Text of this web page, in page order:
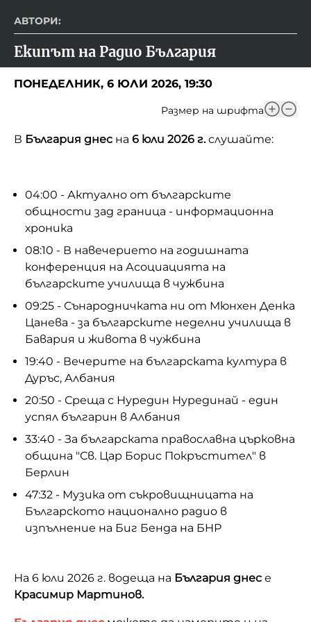
АВТОРИ:
Екипът на Радио България
ПОНЕДЕЛНИК, 6 ЮЛИ 2026, 19:30
Размер на шрифта
В България днес на 6 юли 2026 г.слушайте:
04:00 - Актуално от българските
общности зад граница - информационна
хроника
08:10 - В навечерието на годишната
конференция на Асоциацията на
българските училища в чужбина
09:25 - Сънародничката ни от Мюнхен Денка
Цанева - за българските неделни училища в
Бавария и живота в чужбина
19:40 - Вечерите на българската култура в
Дуръс, Албания
20:50 - Среща с Нуредин Нурединай - един
успял българин в Албания
33:40 - За българската православна църковна
община "Св. Цар Борис Покръстител" в
Берлин
47:32 - Музика от съкровищницата на
Българското национално радио в
изпълнение на Биг Бенда на БНР
На 6 юли 2026 г. водеща на България днес е
Красимир Мартинов.